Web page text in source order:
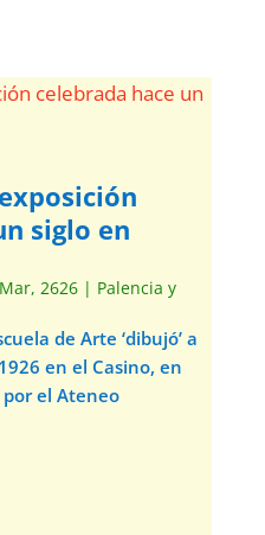
siglo en
2626| Palencia y
de Arte ‘dibujó’ a
en el Casino, en
el Ateneo